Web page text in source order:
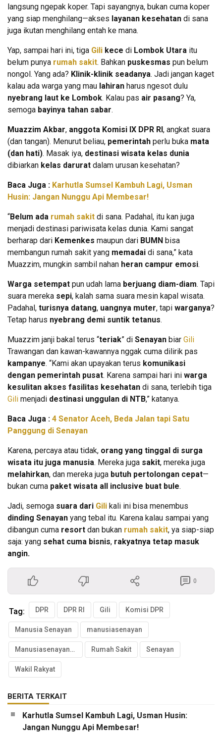
langsung ngepak koper. Tapi sayangnya, bukan cuma koper
yang siap menghilang—akses layanan kesehatan di sana
juga ikutan menghilang entah ke mana.
Yap, sampai hari ini, tiga Gili kece di Lombok Utara itu
belum punya rumah sakit. Bahkan puskesmas pun belum
nongol. Yang ada? Klinik-klinik seadanya. Jadi jangan kaget
kalau ada warga yang mau lahiran harus ngesot dulu
nyebrang laut ke Lombok. Kalau pas air pasang? Ya,
semoga bayinya tahan sabar.
Muazzim Akbar, anggota Komisi IX DPR RI, angkat suara
(dan tangan). Menurut beliau, pemerintah perlu buka mata
(dan hati). Masak iya, destinasi wisata kelas dunia
dibiarkan kelas darurat dalam urusan kesehatan?
Baca Juga : Karhutla Sumsel Kambuh Lagi, Usman
Husin: Jangan Nunggu Api Membesar!
“Belum ada rumah sakit di sana. Padahal, itu kan juga
menjadi destinasi pariwisata kelas dunia. Kami sangat
berharap dari Kemenkes maupun dari BUMN bisa
membangun rumah sakit yang memadai di sana,” kata
Muazzim, mungkin sambil nahan heran campur emosi.
Warga setempat pun udah lama berjuang diam-diam. Tapi
suara mereka sepi, kalah sama suara mesin kapal wisata.
Padahal, turisnya datang, uangnya muter, tapi warganya?
Tetap harus nyebrang demi suntik tetanus.
Muazzim janji bakal terus “teriak” di Senayan biar Gili
Trawangan dan kawan-kawannya nggak cuma dilirik pas
kampanye. “Kami akan upayakan terus komunikasi
dengan pemerintah pusat. Karena sampai hari ini warga
kesulitan akses fasilitas kesehatan di sana, terlebih tiga
Gili menjadi destinasi unggulan di NTB,” katanya.
Baca Juga : 4 Senator Aceh, Beda Jalan tapi Satu
Panggung di Senayan
Karena, percaya atau tidak, orang yang tinggal di surga
wisata itu juga manusia. Mereka juga sakit, mereka juga
melahirkan, dan mereka juga butuh pertolongan cepat—
bukan cuma paket wisata all inclusive buat bule.
Jadi, semoga suara dari Gili kali ini bisa menembus
dinding Senayan yang tebal itu. Karena kalau sampai yang
dibangun cuma resort dan bukan rumah sakit, ya siap-siap
saja: yang sehat cuma bisnis, rakyatnya tetap masuk
angin.
0
Tag: DPR DPR RI Gili Komisi DPR
Manusia Senayan manusiasenayan
Manusiasenayan.id Rumah Sakit Senayan
Wakil Rakyat
BERITA TERKAIT
Karhutla Sumsel Kambuh Lagi, Usman Husin:
Jangan Nunggu Api Membesar!